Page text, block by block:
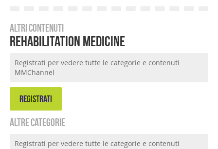
Altri contenuti
Rehabilitation Medicine
Registrati per vedere tutte le categorie e contenuti
MMChannel
REGISTRATI
Altre categorie
Registrati per vedere tutte le categorie e contenuti